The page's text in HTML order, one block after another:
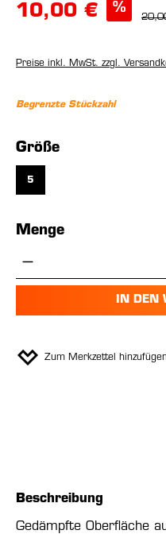
10,00 € %
Preise inkl. MwSt. zzgl.
Begrenzte Stückzahl
Größeauswählen
5
Menge
Produkt Anzahl:
IN DEN
Zum Merkzettel
Beschreibung
Gedämpfte Oberfläche